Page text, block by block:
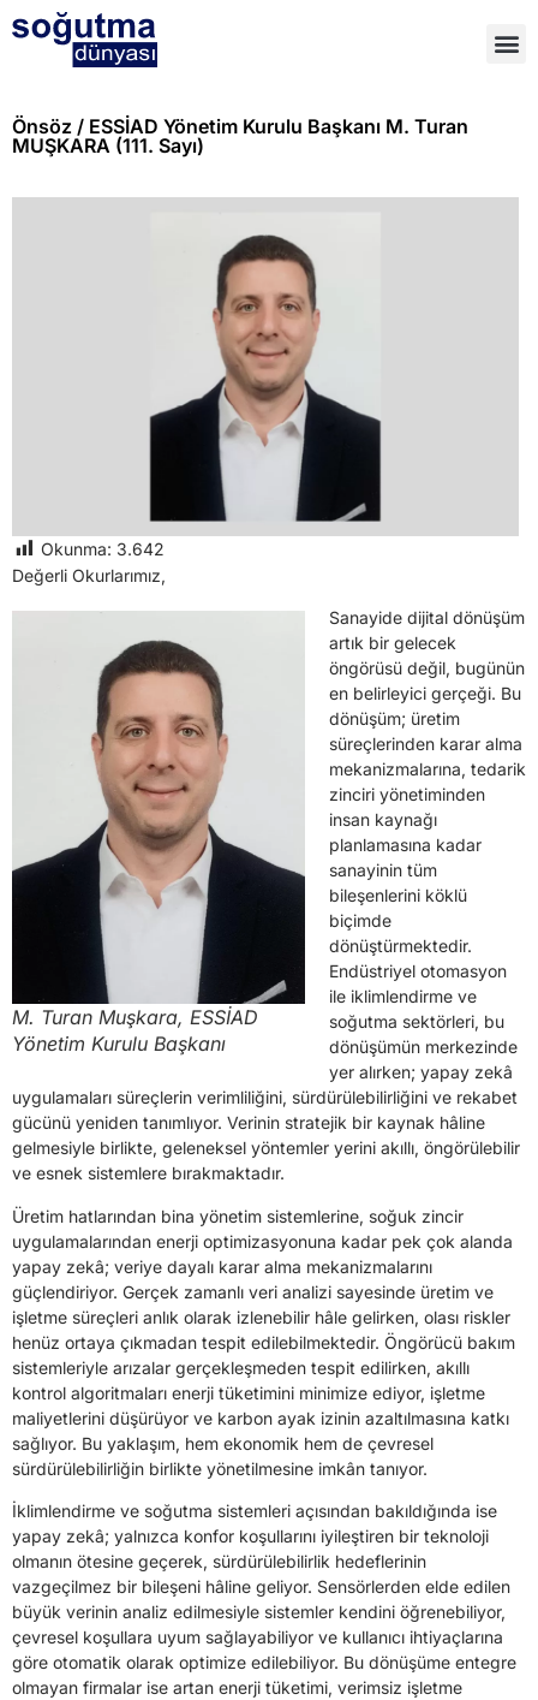
Önsöz / ESSİAD Yönetim Kurulu Başkanı M. Turan
MUŞKARA (111. Sayı)
Okunma: 3.642
Değerli Okurlarımız,
M. Turan Muşkara, ESSİAD
Yönetim Kurulu Başkanı
Sanayide dijital dönüşüm
artık bir gelecek
öngörüsü değil, bugünün
en belirleyici gerçeği. Bu
dönüşüm; üretim
süreçlerinden karar alma
mekanizmalarına, tedarik
zinciri yönetiminden
insan kaynağı
planlamasına kadar
sanayinin tüm
bileşenlerini köklü
biçimde
dönüştürmektedir.
Endüstriyel otomasyon
ile iklimlendirme ve
soğutma sektörleri, bu
dönüşümün merkezinde
yer alırken; yapay zekâ
uygulamaları süreçlerin verimliliğini, sürdürülebilirliğini ve rekabet
gücünü yeniden tanımlıyor. Verinin stratejik bir kaynak hâline
gelmesiyle birlikte, geleneksel yöntemler yerini akıllı, öngörülebilir
ve esnek sistemlere bırakmaktadır.
Üretim hatlarından bina yönetim sistemlerine, soğuk zincir
uygulamalarından enerji optimizasyonuna kadar pek çok alanda
yapay zekâ; veriye dayalı karar alma mekanizmalarını
güçlendiriyor. Gerçek zamanlı veri analizi sayesinde üretim ve
işletme süreçleri anlık olarak izlenebilir hâle gelirken, olası riskler
henüz ortaya çıkmadan tespit edilebilmektedir. Öngörücü bakım
sistemleriyle arızalar gerçekleşmeden tespit edilirken, akıllı
kontrol algoritmaları enerji tüketimini minimize ediyor, işletme
maliyetlerini düşürüyor ve karbon ayak izinin azaltılmasına katkı
sağlıyor. Bu yaklaşım, hem ekonomik hem de çevresel
sürdürülebilirliğin birlikte yönetilmesine imkân tanıyor.
İklimlendirme ve soğutma sistemleri açısından bakıldığında ise
yapay zekâ; yalnızca konfor koşullarını iyileştiren bir teknoloji
olmanın ötesine geçerek, sürdürülebilirlik hedeflerinin
vazgeçilmez bir bileşeni hâline geliyor. Sensörlerden elde edilen
büyük verinin analiz edilmesiyle sistemler kendini öğrenebiliyor,
çevresel koşullara uyum sağlayabiliyor ve kullanıcı ihtiyaçlarına
göre otomatik olarak optimize edilebiliyor. Bu dönüşüme entegre
olmayan firmalar ise artan enerji tüketimi, verimsiz işletme